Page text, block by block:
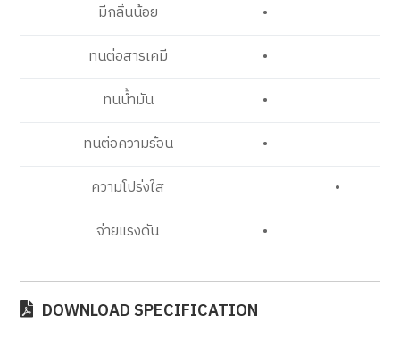
มีกลิ่นน้อย
•
ทนต่อสารเคมี
•
ทนน้ำมัน
•
ทนต่อความร้อน
•
ความโปร่งใส
•
จ่ายแรงดัน
•
DOWNLOAD SPECIFICATION